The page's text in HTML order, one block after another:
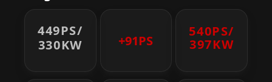
449PS/
330KW
+91PS
540PS/
397KW